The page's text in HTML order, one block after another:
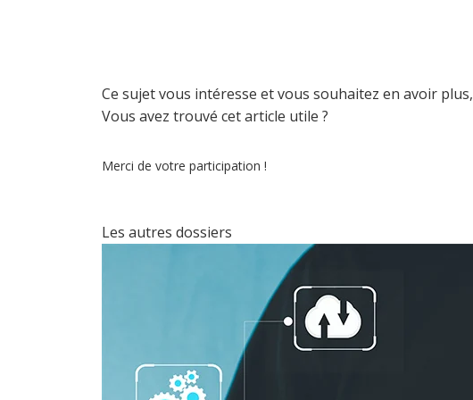
Ce sujet vous intéresse et vous souhaitez en avoir plus,
Vous avez trouvé cet article utile ?
Merci de votre participation !
Les autres dossiers